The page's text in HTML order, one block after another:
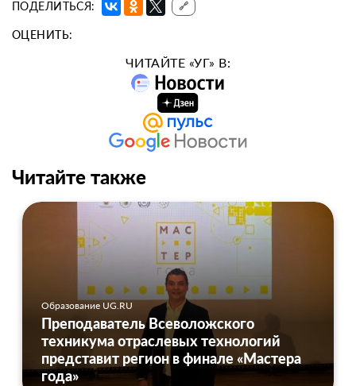
ПОДЕЛИТЬСЯ: 🔗
ОЦЕНИТЬ:
ЧИТАЙТЕ «УГ» В:
Читайте также
Образование UG.RU
Преподаватель Всеволожского
техникума отраслевых технологий
представит регион в финале «Мастера
года»